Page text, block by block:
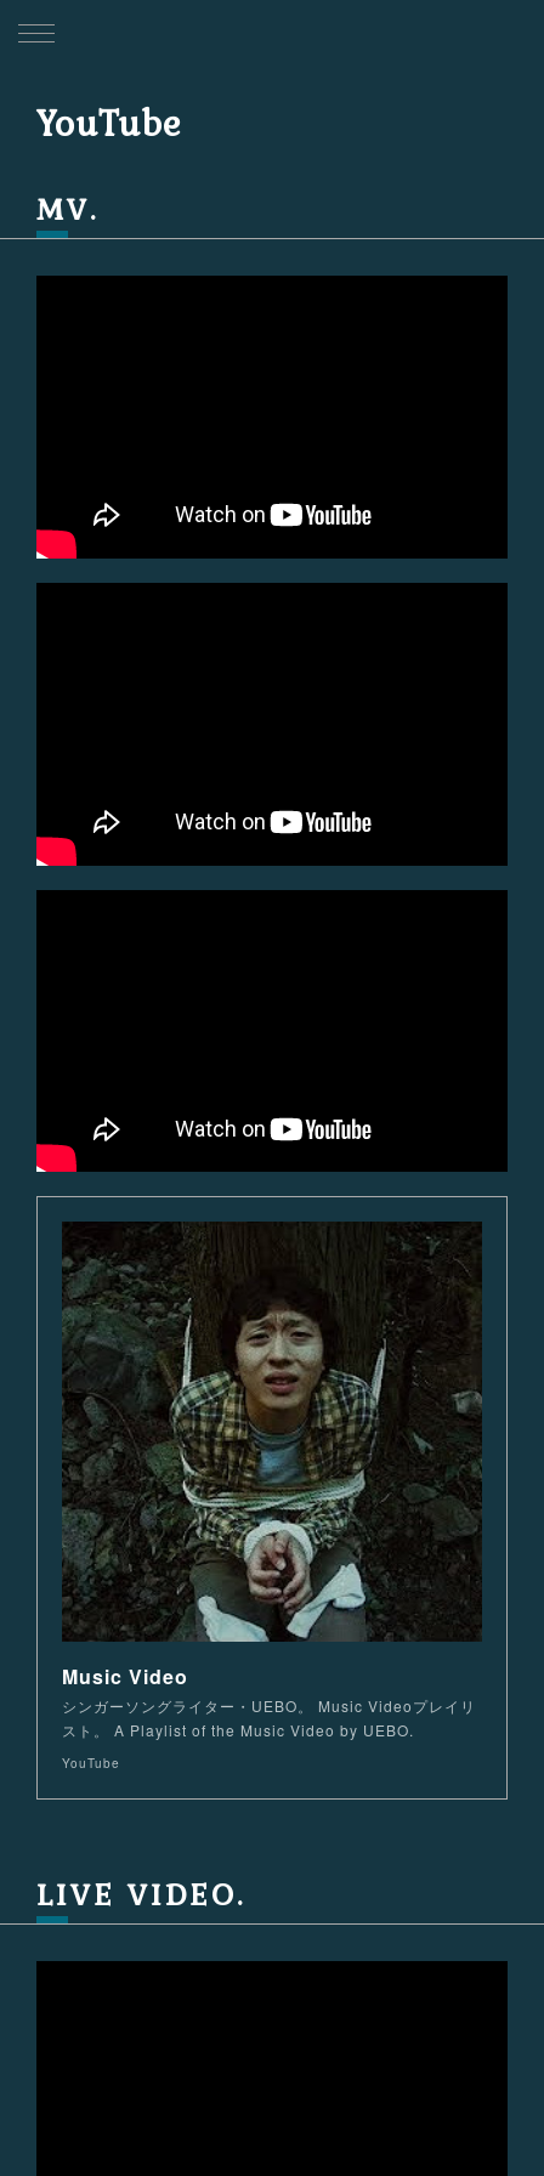
YouTube
MV
Music Video
シンガーソングライター・UEBO。 Music Videoプレイリ
スト。 A Playlist of the Music Video by UEBO.
YouTube
LIVE VIDEO